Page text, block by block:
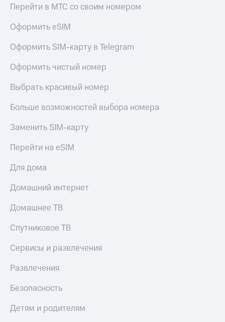
Перейти в МТС со своим номером
Оформить eSIM
Оформить SIM-карту в Telegram
Оформить чистый номер
Выбрать красивый номер
Больше возможностей выбора номера
Заменить SIM-карту
Перейти на eSIM
Для дома
Домашний интернет
Домашнее ТВ
Спутниковое ТВ
Сервисы и развлечения
Развлечения
Безопасность
Детям и родителям